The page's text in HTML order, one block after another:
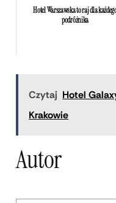
Hotel Warszawska to raj dla
podróżnika
Czytaj Hotel
Krakowie
Autor